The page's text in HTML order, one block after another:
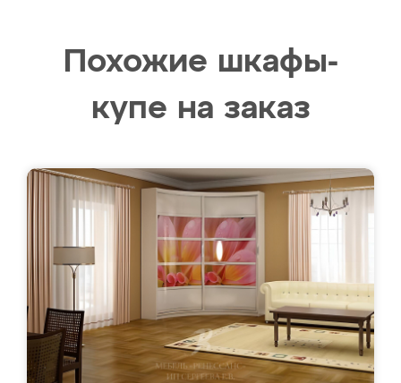
Похожие шкафы-
купе на заказ